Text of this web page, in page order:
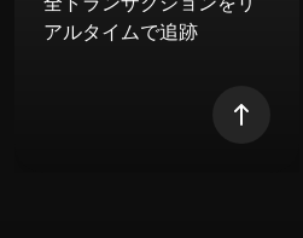
アルタイムで追跡